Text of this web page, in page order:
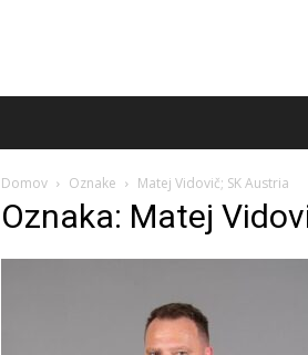
Domov Oznake Matej Vidovič; SK Austria
Oznaka: Matej